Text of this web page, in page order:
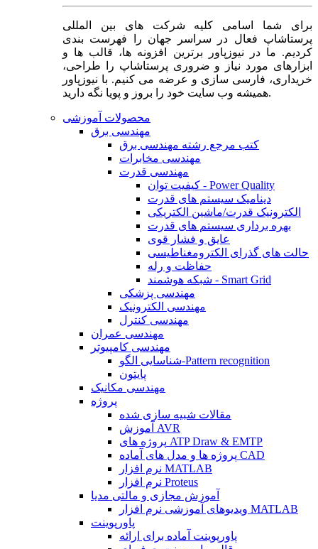
برای شما اسامی کلیه شرکت های بین المللی
پرستاشاپ فعال در سراسر جهان را فهرست بندی
کردیم. ما در نیوزپاور برترین افزونه ها، قالب ها و
ابزارهای مورد نیاز و ضروری پرستاشاپ را طراحی،
خریداری، فارسی سازی و عرضه می کنیم. با نیوزپاور
همیشه وب سایت خود را بروز و پویا نگه دارید.
محصولات آموزشی
مهندسی برق
کتب مرجع رشته مهندسی برق
مهندسی مخابرات
مهندسی قدرت
کیفیت توان - Power Quality
دینامیک سیستم های قدرت
الکترونیک قدرت/ماشین الکتریکی
بهره برداری سیستم های قدرت
عایق و فشار قوی
حالت های گذرای الکترومغناطیسی
حفاظت و رله
شبکه هوشمند - Smart Grid
مهندسی پزشکی
مهندسی الکترونیک
مهندسی کنترل
مهندسی عمران
مهندسی کامپیوتر
شناسایی الگو-Pattern recognition
پایتون
مهندسی مکانیک
پروژه
مقالات شبیه سازی شده
آموزش AVR
پروژه های ATP Draw & EMTP
پروژه ها و مدل های آماده CAD
نرم افزار MATLAB
نرم افزار Proteus
آموزش مجازی و مالتی مدیا
ویدیوهای آموزشی نرم افزار MATLAB
پاورپوینت
پاورپوینت آماده برای ارائه